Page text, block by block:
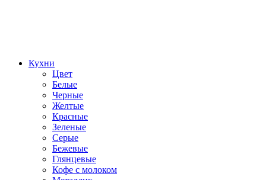
Кухни
Цвет
Белые
Черные
Желтые
Красные
Зеленые
Серые
Бежевые
Глянцевые
Кофе с молоком